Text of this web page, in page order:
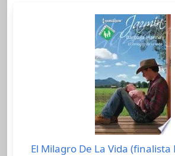
El Milagro De La Vida (finalista